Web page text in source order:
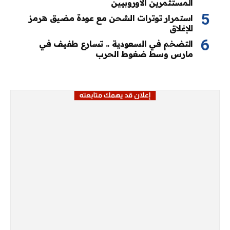
المستثمرين الأوروبيين
استمرار توترات الشحن مع عودة مضيق هرمز
للإغلاق
التضخم في السعودية .. تسارع طفيف في
مارس وسط ضغوط الحرب